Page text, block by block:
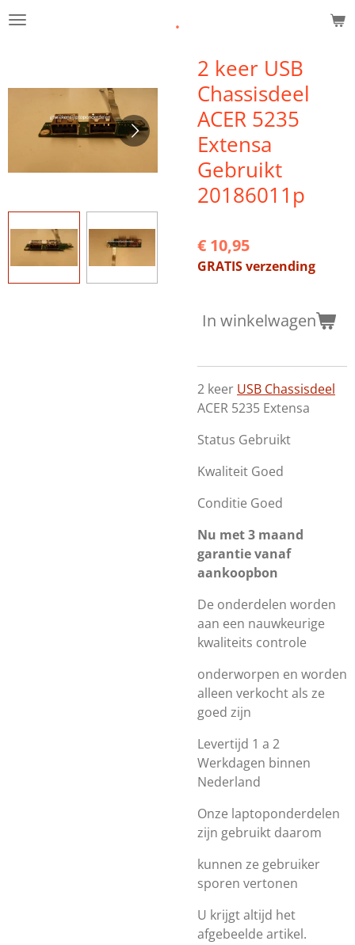
Ga
hoofdinhoud
.
2 keer USB
Chassisdeel
ACER 5235
Extensa
Gebruikt
20186011p
€ 10,95
GRATIS verzending
In winkelwagen
2 keer USB Chassisdeel
ACER 5235 Extensa
Status Gebruikt
Kwaliteit Goed
Conditie Goed
Nu met 3 maand
garantie vanaf
aankoopbon
De onderdelen worden
aan een nauwkeurige
kwaliteits controle
onderworpen en worden
alleen verkocht als ze
goed zijn
Levertijd 1 a 2
Werkdagen binnen
Nederland
Onze laptoponderdelen
zijn gebruikt daarom
kunnen ze gebruiker
sporen vertonen
U krijgt altijd het
afgebeelde artikel.